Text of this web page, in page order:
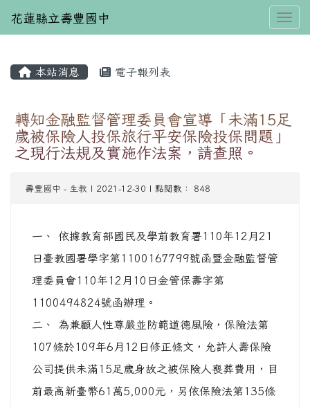
花蓮縣立壽豐國中
本站消息 電子報列表
轉知金融監督管理委員會宣導「未滿15足
歲被保險人投保旅行平安保險投保問題」
之現行法規及實施作法案，請查照。
壽豐國中 - 生教 | 2021-12-30 | 點閱數： 848
一、 依據教育部國民及學前教育署110年12月21
日臺教國署學字第1100167799號函暨金融監督管
理委員會110年12月10日金管保壽字第
1100494824號函辦理。
二、 為兼顧人性尊嚴並防範道德風險，保險法第
107條於109年6月12日修正條文，允許人壽保險
公司提供未滿15足歲身故之被保險人喪葬費用，目
前最高新臺幣61萬5,000元，另依保險法第135條